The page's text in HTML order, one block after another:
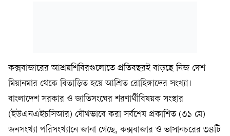
কক্সবাজারের আশ্রয়শিবিরগুলোতে প্রতিবছরই বাড়ছে নিজ দেশ
মিয়ানমার থেকে বিতাড়িত হয়ে আশ্রিত রোহিঙ্গাদের সংখ্যা।
বাংলাদেশ সরকার ও জাতিসংঘের শরণার্থীবিষয়ক সংস্থার
(ইউএনএইচসিআর) যৌথভাবে করা সর্বশেষ প্রকাশিত (৩১ মে)
জনসংখ্যা পরিসংখ্যানে জানা গেছে, কক্সবাজার ও ভাসানচরের ৩৪টি